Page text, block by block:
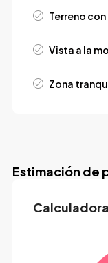
Terreno
Vista a la
Zona
Estimación de